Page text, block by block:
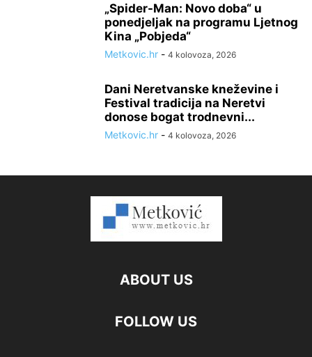
„Spider-Man: Novo doba“ u
ponedjeljak na programu Ljetnog
Kina „Pobjeda“
Metkovic.hr - 4 kolovoza, 2026
Dani Neretvanske kneževine i
Festival tradicija na Neretvi
donose bogat trodnevni...
Metkovic.hr - 4 kolovoza, 2026
ABOUT US
FOLLOW US